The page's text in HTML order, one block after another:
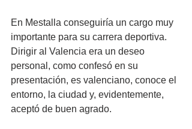
En Mestalla conseguiría un cargo muy
importante para su carrera deportiva.
Dirigir al Valencia era un deseo
personal, como confesó en su
presentación, es valenciano, conoce el
entorno, la ciudad y, evidentemente,
aceptó de buen agrado.